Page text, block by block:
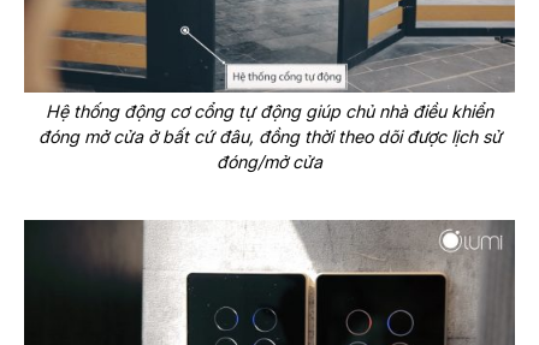
Hệ thống động cơ cổng tự động giúp chủ nhà điều khiển
đóng mở cửa ở bất cứ đâu, đồng thời theo dõi được lịch sử
đóng/mở cửa